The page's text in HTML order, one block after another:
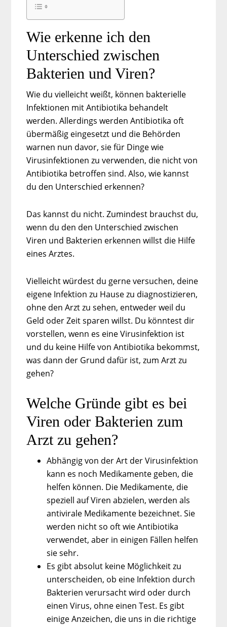
Wie erkenne ich den
Unterschied zwischen
Bakterien und Viren?
Wie du vielleicht weißt, können bakterielle
Infektionen mit Antibiotika behandelt
werden. Allerdings werden Antibiotika oft
übermäßig eingesetzt und die Behörden
warnen nun davor, sie für Dinge wie
Virusinfektionen zu verwenden, die nicht von
Antibiotika betroffen sind. Also, wie kannst
du den Unterschied erkennen?
Das kannst du nicht. Zumindest brauchst du,
wenn du den den Unterschied zwischen
Viren und Bakterien erkennen willst die Hilfe
eines Arztes.
Vielleicht würdest du gerne versuchen, deine
eigene Infektion zu Hause zu diagnostizieren,
ohne den Arzt zu sehen, entweder weil du
Geld oder Zeit sparen willst. Du könntest dir
vorstellen, wenn es eine Virusinfektion ist
und du keine Hilfe von Antibiotika bekommst,
was dann der Grund dafür ist, zum Arzt zu
gehen?
Welche Gründe gibt es bei
Viren oder Bakterien zum
Arzt zu gehen?
Abhängig von der Art der Virusinfektion
kann es noch Medikamente geben, die
helfen können. Die Medikamente, die
speziell auf Viren abzielen, werden als
antivirale Medikamente bezeichnet. Sie
werden nicht so oft wie Antibiotika
verwendet, aber in einigen Fällen helfen
sie sehr.
Es gibt absolut keine Möglichkeit zu
unterscheiden, ob eine Infektion durch
Bakterien verursacht wird oder durch
einen Virus, ohne einen Test. Es gibt
einige Anzeichen, die uns in die richtige